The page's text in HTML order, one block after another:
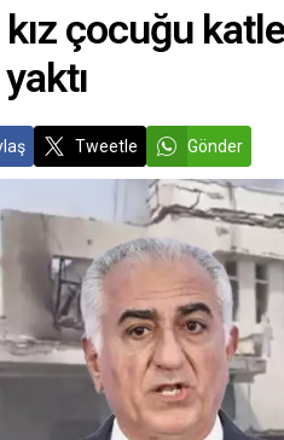
çocuğu
Tweetle Gönder